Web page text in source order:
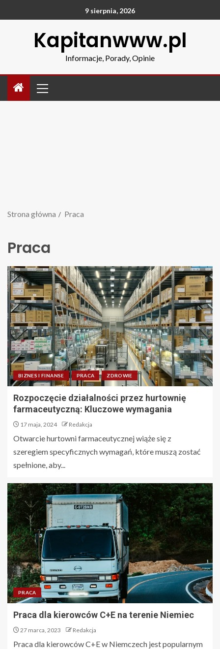
9 sierpnia, 2026
Kapitanwww.pl
Informacje, Porady, Opinie
Strona główna Praca
Praca
BIZNES I FINANSE PRACA ZDROWIE
Rozpoczęcie działalności przez hurtownię
farmaceutyczną: Kluczowe wymagania
17 maja, 2024 Redakcja
Otwarcie hurtowni farmaceutycznej wiąże się z
szeregiem specyficznych wymagań, które muszą zostać
spełnione, aby...
PRACA
Praca dla kierowców C+E na terenie Niemiec
27 marca, 2023 Redakcja
Praca dla kierowców C+E w Niemczech jest popularnym